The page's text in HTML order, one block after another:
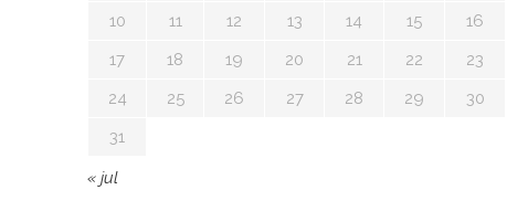
10
11 12 13 14 15
16
17
18 19 20 21 22
23
24
25 26 27 28 29
30
31
« jul